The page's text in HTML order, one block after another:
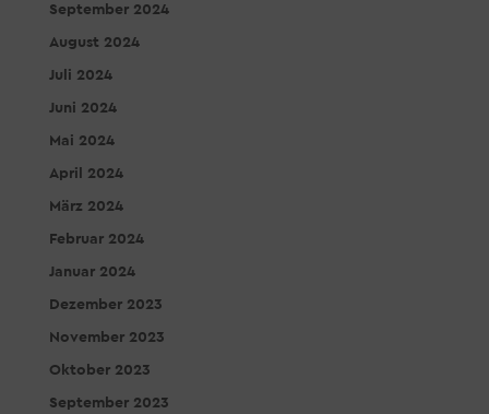
September 2024
August 2024
Juli 2024
Juni 2024
Mai 2024
April 2024
März 2024
Februar 2024
Januar 2024
Dezember 2023
November 2023
Oktober 2023
September 2023